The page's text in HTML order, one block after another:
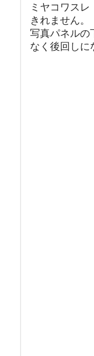
ミヤコワス
きれません。
写真パネルの
なく後回しに